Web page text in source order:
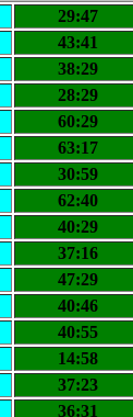
29:47
43:41
38:29
28:29
60:29
63:17
30:59
62:40
40:29
37:16
47:29
40:46
40:55
14:58
37:23
36:31